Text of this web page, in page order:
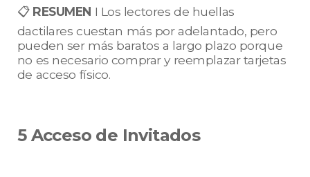
📋 RESUMEN I Los lectores de huellas
dactilares cuestan más por adelantado, pero
pueden ser más baratos a largo plazo porque
no es necesario comprar y reemplazar tarjetas
de acceso físico.
5 Acceso de Invitados